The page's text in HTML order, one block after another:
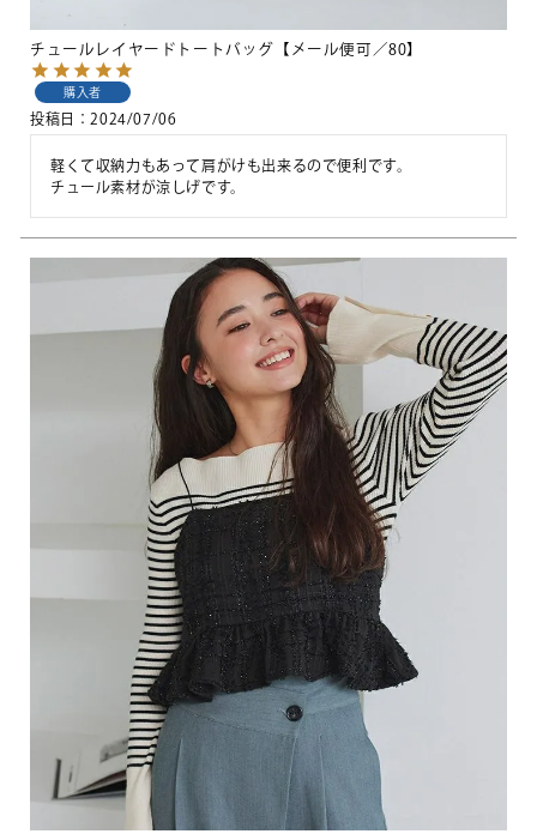
チュールレイヤードトートバッグ【メール便可／80】
購入者
投稿日 2024/07/06
軽くて収納力もあって肩がけも出来るので便利です。